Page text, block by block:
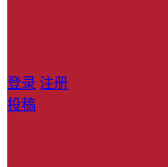
登录 注册
投稿